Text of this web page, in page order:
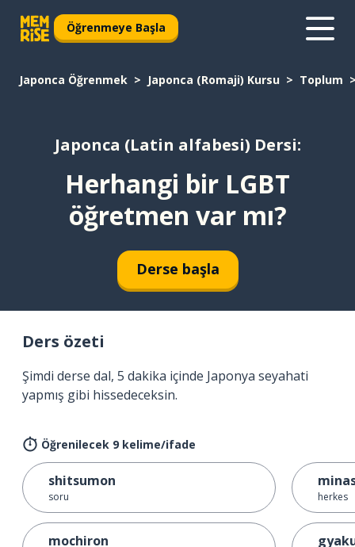
Öğrenmeye Başla
Japonca Öğrenmek Japonca (Romaji) Kursu Toplum
Japonca (Latin alfabesi) Dersi:
Herhangi bir LGBT
öğretmen var mı?
Derse başla
Ders özeti
Şimdi derse dal, 5 dakika içinde Japonya seyahati
yapmış gibi hissedeceksin.
Öğrenilecek 9 kelime/ifade
shitsumon
soru
mochiron
herkes